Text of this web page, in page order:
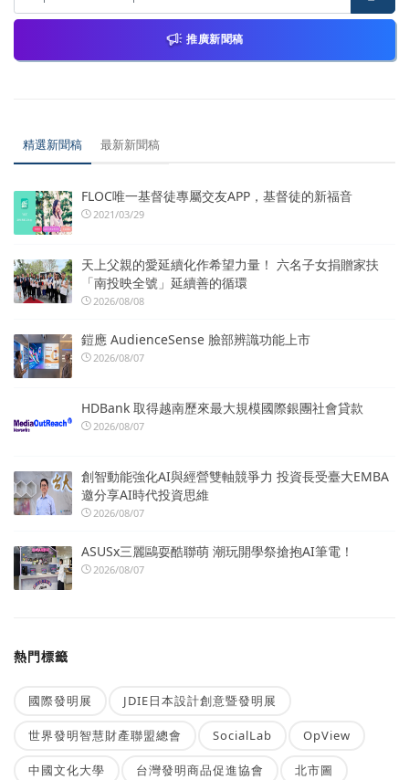
推廣新聞稿
精選新聞稿 最新新聞稿
FLOC唯一基督徒專屬交友APP，基督徒的新福音
2021/03/29
天上父親的愛延續化作希望力量！ 六名子女捐贈家扶
「南投映全號」延續善的循環
2026/08/08
鎧應 AudienceSense 臉部辨識功能上市
2026/08/07
HDBank 取得越南歷來最大規模國際銀團社會貸款
2026/08/07
創智動能強化AI與經營雙軸競爭力 投資長受臺大EMBA
邀分享AI時代投資思維
2026/08/07
ASUSx三麗鷗耍酷聯萌 潮玩開學祭搶抱AI筆電！
2026/08/07
熱門標籤
國際發明展 JDIE日本設計創意暨發明展
世界發明智慧財產聯盟總會 SocialLab OpView
中國文化大學 台灣發明商品促進協會 北市圖